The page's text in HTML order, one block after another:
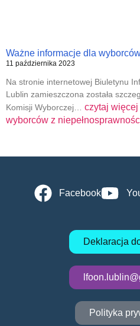
Ważne informacje dla
11 października 2023
Na stronie internetowej Biuletynu
Lublin zamieszczona została
Komisji Wyborczej… czytaj więcej
wyborców z
Facebook
Deklaracja
Polityka